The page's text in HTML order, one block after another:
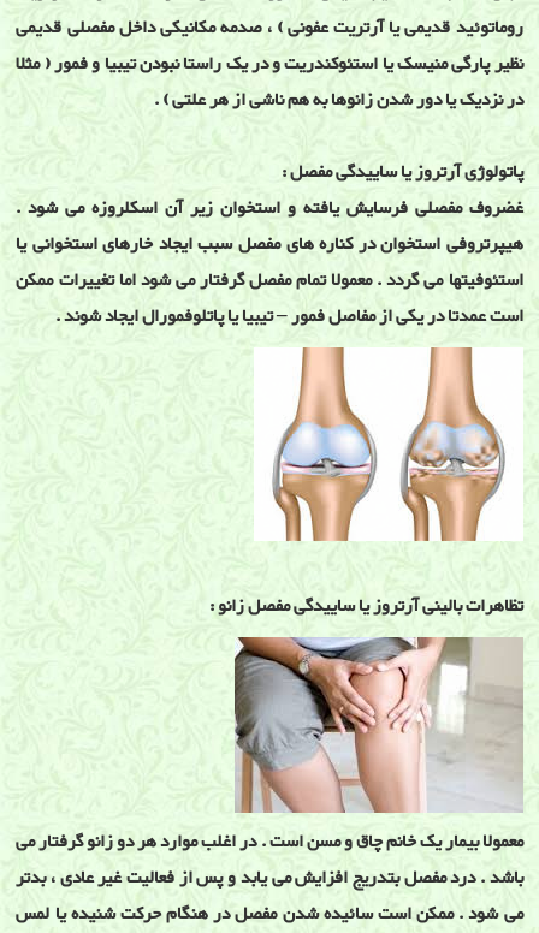
روماتوئید قدیمی یا آرتریت عفونی ) ، صدمه مکانیکی داخل مفصلی قدیمی
نظیر پارگی منیسک یا استئوکندریت و در یک راستا نبودن تیبیا و فمور ( مثلا
در نزدیک یا دور شدن زانوها به هم ناشی از هر علتی ) .
پاتولوژی آرتروز یا ساییدگی مفصل :
غضروف مفصلی فرسایش یافته و استخوان زیر آن اسکلروزه می شود .
هیپرتروفی استخوان در کناره های مفصل سبب ایجاد خارهای استخوانی یا
استئوفیتها می گردد . معمولا تمام مفصل گرفتار می شود اما تغییرات ممکن
است عمدتا در یکی از مفاصل فمور – تیبیا یا پاتلوفمورال ایجاد شوند .
تظاهرات بالینی آرتروز یا ساییدگی مفصل زانو :
معمولا بیمار یک خانم چاق و مسن است . در اغلب موارد هر دو زانو گرفتار می
باشد . درد مفصل بتدریج افزایش می یابد و پس از فعالیت غیر عادی ، بدتر
می شود . ممکن است سائیده شدن مفصل در هنگام حرکت شنیده یا لمس